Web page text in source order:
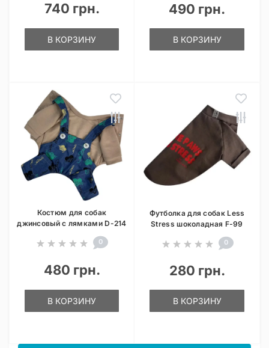
740 грн.
В КОРЗИНУ
490 грн.
В КОРЗИНУ
Костюм для собак
джинсовый с лямками D-214
0
480 грн.
В КОРЗИНУ
Футболка для собак Less
Stress шоколадная F-99
0
280 грн.
В КОРЗИНУ